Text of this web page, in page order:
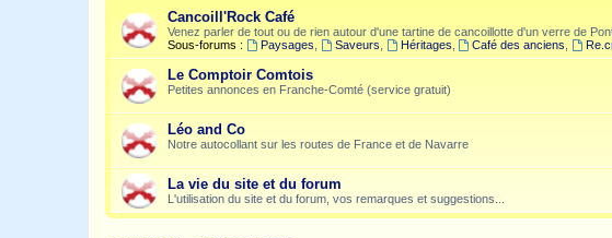
Cancoill'Rock Café
Venez parler de tout ou de rien autour d'une tartine de cancoillotte d'un verre de
Sous-forums :
Paysages Saveurs Héritages Café des anciens
Le Comptoir Comtois
Petites annonces en Franche-Comté (service gratuit)
Léo and Co
Notre autocollant sur les routes de France et de Navarre
La vie du site et du forum
L'utilisation du site et du forum, vos remarques et suggestions...